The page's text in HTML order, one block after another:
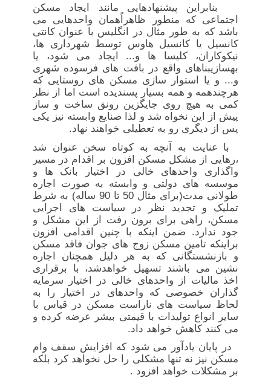
بنابراین پیشنهادهایی مانند ایجاد مسکن
اجتماعی که منطور ظاهراًهمان واحدهایی می
باشد که به طور مثال در انگلیس با عنوان کانتی
کانسیل یا کانسیل هاوس توسط شهرداری ها،
نیکوکاران، کلیسا ها و... ایجاد می شود، یا
بهسازیبناهای واقع در بافت های فرسوده شهری
و... و یا استوار سازی مسکن های روستایی که
هرچندهمه و همه بسیار پسندیده است اما از نظر
کمی به هیچ روی جایگزین رونق ساخت و ساز
پیش از این نخواه شد و لذا صنایع وابسته نیز یکی
پس از دیگری رو به تعطیلی خواهند نهاد.
با عنایت به آنچه به کوتاه سخن عنوان شد
،رهایی از مشکل مسکن افزون بر اقدام در مسیر
واگذاری واحدهای خالی در اختیار بانک ها و
موسسه های دولتی و وابسته به صورت اجاره
طولانی مدت(برای مثال 50 تا 90 ساله) به شرط
تملیک و تجدید نظر در سیاست های اجرایی
مسکن، راهی برای برون رفت از این مشکل و
جود ندارد. ضمن اینکه با چنین اقدامی افزون
براینکه تامین مسکن زوج های جوان فاقد مسکن
و بازنشستگانی که به هر دلیل همچنان اجاره
نشین می باشند تسهیل خواهدشد، با برقراری
اخذ مالیات از واحدهای خالی در اختیار سرمایه
گذاران خصوصی که واحدهای در اختیار را به
لحاظ سیاست های ناراست مسکن در قیاس با
سایر انواع تولیدات با قیمتی بیشر عرضه کرده و
می کنند کاهش خواهد داد.
در پایان یادآور می شود که افزایش سقف وام
مسکن نیز نه تنها مشکلی را حل نخواهد کرد بلکه
بر مشکلات خواهد افزود .